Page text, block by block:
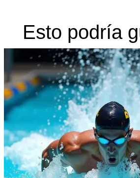
Esto podría